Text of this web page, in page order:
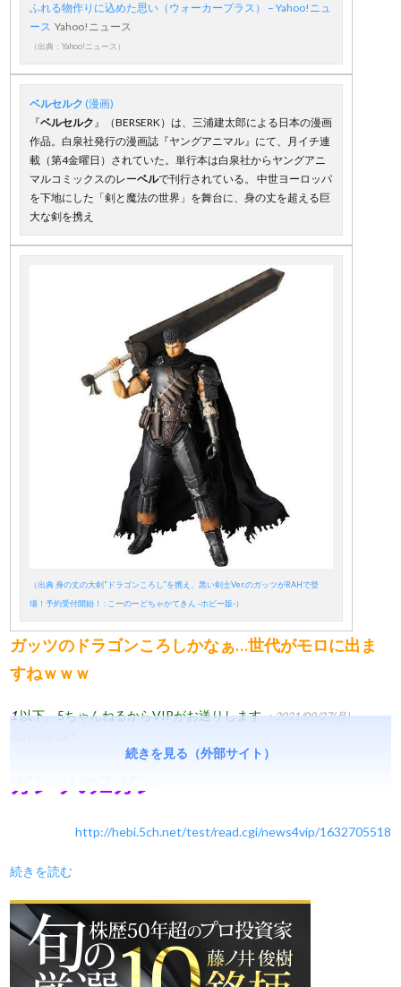
ふれる物作りに込めた思い（ウォーカープラス） – Yahoo!ニュ
ース Yahoo!ニュース
（出典：Yahoo!ニュース）
ベルセルク (漫画)
『ベルセルク』（BERSERK）は、三浦建太郎による日本の漫画
作品。白泉社発行の漫画誌『ヤングアニマル』にて、月イチ連
載（第4金曜日）されていた。単行本は白泉社からヤングアニ
マルコミックスのレーベルで刊行されている。 中世ヨーロッパ
を下地にした「剣と魔法の世界」を舞台に、身の丈を超える巨
大な剣を携え
（出典 身の丈の大剣“ドラゴンころし”を携え、黒い剣士Ver.のガッツがRAHで登
場！予約受付開始！ : こーのーどちゃかてきん -ホビー版-）
ガッツのドラゴンころしかなぁ…世代がモロに出ま
すねｗｗｗ
1以下、5ちゃんねるからVIPがお送りします：2021/09/27(月)
ガンツのZガン
http://hebi.5ch.net/test/read.cgi/news4vip/1632705518
続きを読む
続きを見る（外部サイト）